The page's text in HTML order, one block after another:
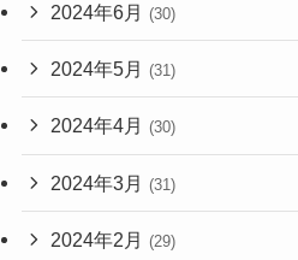
2024年6月 (30)
2024年5月 (31)
2024年4月 (30)
2024年3月 (31)
2024年2月 (29)